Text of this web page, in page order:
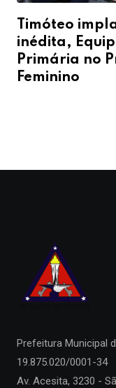
Timóteo
inédita,
Primária no
Feminino
Prefeitura Municipal
19.875.020/0001-34
Av. Acesita, 3230 -